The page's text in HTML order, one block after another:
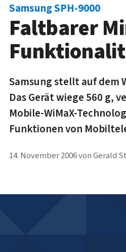
Samsung SPH-9000
Faltbarer
Samsung stellt auf dem
Das Gerät wiege 560 g,
Mobile-WiMaX-
Funktionen von
14. November 2006vonGerald